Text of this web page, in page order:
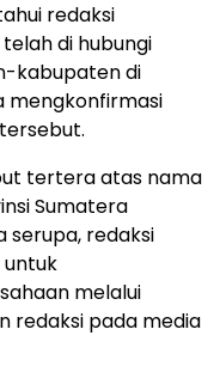
redaksi
di hubungi
kabupaten di
mengkonfirmasi
tertera atas nama
Sumatera
serupa, redaksi
melalui
redaksi pada media